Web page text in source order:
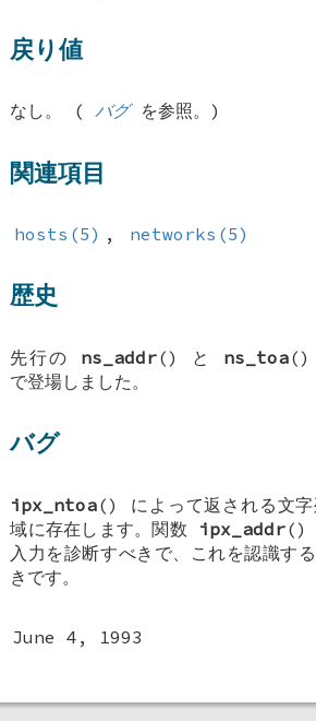
戻り値
なし。 (バグを参照。)
関連項目
hosts(5) , networks(5)
歴史
先行の ns_addr() と ns_toa()
で登場しました。
バグ
ipx_ntoa() によって返される文字
域に存在します。関数 ipx_addr()
入力を診断すべきで、これを認識す
きです。
June 4, 1993